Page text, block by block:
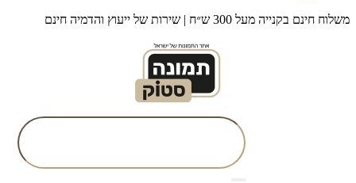
משלוח חינם בקנייה מעל 300 ש״ח | שירות של ייעוץ והדמיה חינם